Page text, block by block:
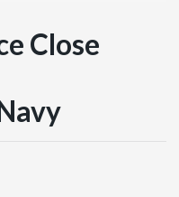
Close